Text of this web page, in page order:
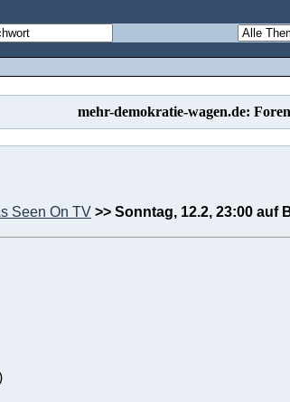
mehr-demokratie-wagen.de:
Seen On TV >> Sonntag, 12.2, 23:00 auf